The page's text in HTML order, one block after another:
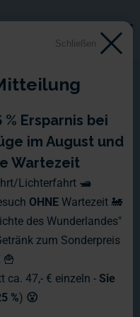
Schließen
Ersparnis bei
im August und
Wartezeit
Lichterfahrt 🛥️
OHNE Wartezeit 🚂
des Wunderlandes"
zum Sonderpreis
🍟
ca. 47,- € einzeln - Sie
%) 😮